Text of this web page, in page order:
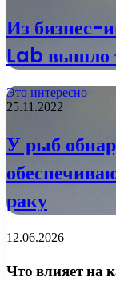
Из бизнес-
Lab вышло
Это интересно
25.11.2022
У рыб
раку
12.06.2026
Что влияет на